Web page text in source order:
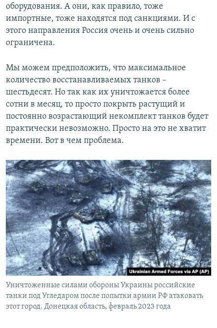
оборудования. А они, как правило, тоже
импортные, тоже находятся под санкциями. И с
этого направления Россия очень и очень сильно
ограничена.
Мы можем предположить, что максимальное
количество восстанавливаемых танков –
шестьдесят. Но так как их уничтожается более
сотни в месяц, то просто покрыть растущий и
постоянно возрастающий некомплект танков будет
практически невозможно. Просто на это не хватит
времени. Вот в чем проблема.
Уничтоженные силами обороны Украины российские
танки под Угледаром после попытки армии РФ атаковать
этот город. Донецкая область, февраль 2023 года